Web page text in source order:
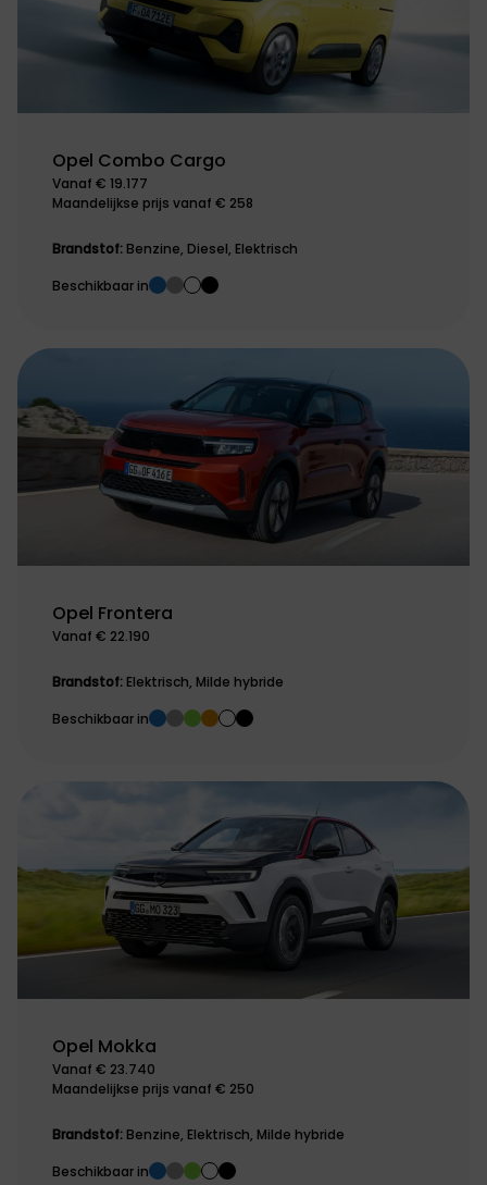
Opel Combo Cargo
Vanaf € 19.177
Maandelijkse prijs vanaf € 258
Brandstof: Benzine, Diesel, Elektrisch
Beschikbaar in
Opel Frontera
Vanaf € 22.190
Brandstof: Elektrisch, Milde hybride
Beschikbaar in
Opel Mokka
Vanaf € 23.740
Maandelijkse prijs vanaf € 250
Brandstof: Benzine, Elektrisch, Milde hybride
Beschikbaar in